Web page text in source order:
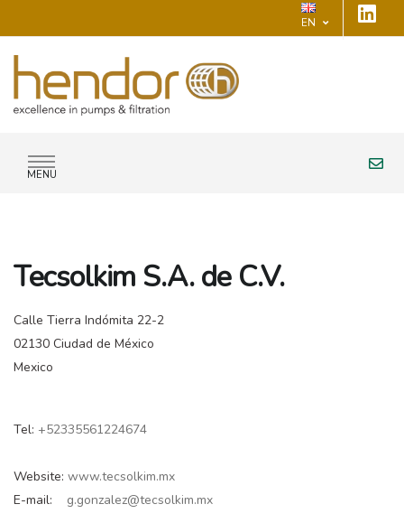
EN
MENU
Tecsolkim S.A. de C.V.
Calle Tierra Indómita 22-2
02130 Ciudad de México
Mexico
Tel: +52335561224674
Website: www.tecsolkim.mx
E-mail: g.gonzalez@tecsolkim.mx